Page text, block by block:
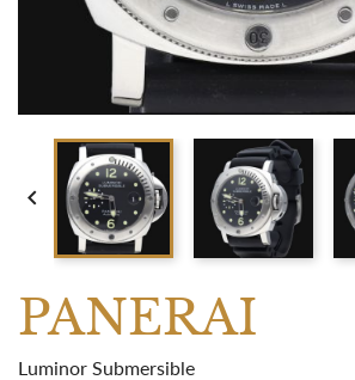

PANERAI
Luminor Submersible